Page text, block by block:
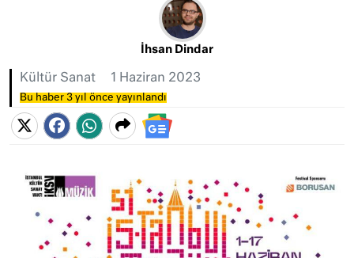
İhsan Dindar
Kültür Sanat 1 Haziran 2023
Bu haber 3 yıl önce yayınlandı